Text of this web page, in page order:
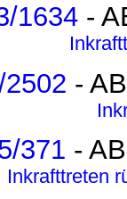
1634 -
-
371 -
Inkrafttreten